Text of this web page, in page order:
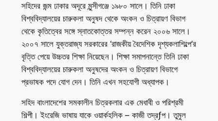
সহিদের জন্ম ঢাকার অদূরে মুন্সীগঞ্জে ১৯৮০ সালে। তিনি ঢাকা
বিশ্ববিদ্যালয়ের চারুকলা অনুষদ থেকে অংকন ও চিত্রায়ণ বিভাগ
থেকে কৃতিত্বের সঙ্গে স্নাতকোত্তর সম্পন্ন করেন ২০০৬ সালে।
২০০৭ সালে যুক্তরাজ্য সরকারের ‘রাজকীয় বৈদেশিক দৃশ্যকলাশিল্পে’র
বৃত্তি পেয়ে উচ্চতর শিক্ষা নিয়েছেন। শিক্ষা সমাপনান্তে তিনি ঢাকা
বিশ্ববিদ্যালয়ের চারুকলা অনুষদের অংকন ও চিত্রায়ণ বিভাগে
প্রভাষক পদে যোগ দেন। তিনি এখন সহযোগী অধ্যাপক।
সহিদ বাংলাদেশের সমকালীন চিত্রকলার এক মেধাবী ও পরিশ্রমী
শিল্পী। ইংরেজি ভাষায় যাকে ওয়ার্কহলিক – কাজী তদ্রƒপ। তুমুল